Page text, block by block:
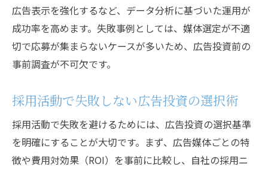
広告表示を強化するなど、データ分析に基づいた運用が
成功率を高めます。失敗事例としては、媒体選定が不適
切で応募が集まらないケースが多いため、広告投資前の
事前調査が不可欠です。
採用活動で失敗しない広告投資の選択術
採用活動で失敗を避けるためには、広告投資の選択基準
を明確にすることが大切です。まず、広告媒体ごとの特
徴や費用対効果（ROI）を事前に比較し、自社の採用ニ